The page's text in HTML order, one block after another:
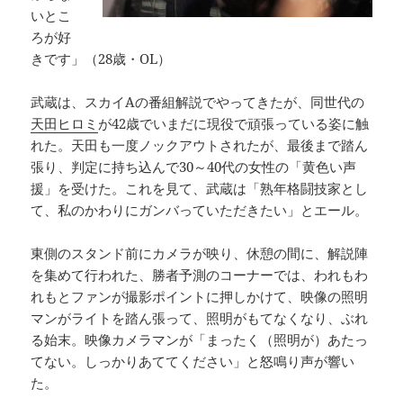
いとこ
ろが好
きです」（28歳・OL）
武蔵は、スカイAの番組解説でやってきたが、同世代の
天田ヒロミ が42歳でいまだに現役で頑張っている姿に触
れた。天田も一度ノックアウトされたが、最後まで踏ん
張り、判定に持ち込んで30～40代の女性の「黄色い声
援」を受けた。これを見て、武蔵は「熟年格闘技家とし
て、私のかわりにガンバっていただきたい」とエール。
東側のスタンド前にカメラが映り、休憩の間に、解説陣
を集めて行われた、勝者予測のコーナーでは、われもわ
れもとファンが撮影ポイントに押しかけて、映像の照明
マンがライトを踏ん張って、照明がもてなくなり、ぶれ
る始末。映像カメラマンが「まったく（照明が）あたっ
てない。しっかりあててください」と怒鳴り声が響い
た。